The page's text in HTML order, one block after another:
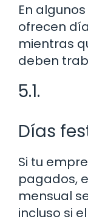
En
ofrecen
mientras
deben
5.1.
Días
Si tu
pagados,
mensual
incluso si